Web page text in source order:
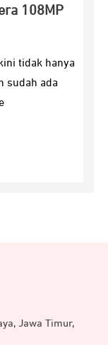
108MP
tidak hanya
sudah ada
Jawa Timur,